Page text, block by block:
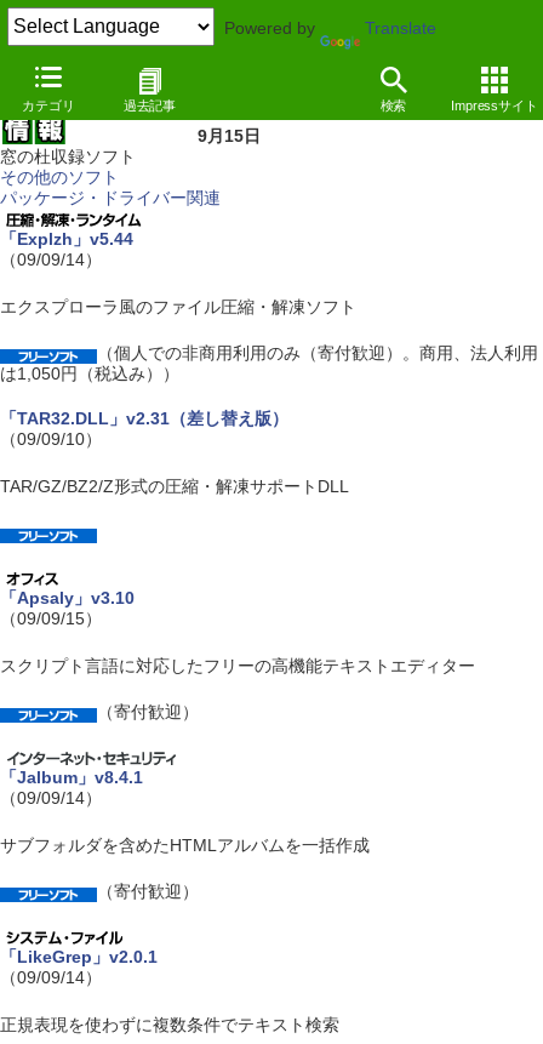
Powered by Translate
カテゴリ 過去記事 検索 Impressサイト
9月15日
窓の杜収録ソフト
その他のソフト
パッケージ・ドライバー関連
「Explzh」v5.44
（09/09/14）
エクスプローラ風のファイル圧縮・解凍ソフト
（個人での非商用利用のみ（寄付歓迎）。商用、法人利用
は1,050円（税込み））
「TAR32.DLL」v2.31（差し替え版）
（09/09/10）
TAR/GZ/BZ2/Z形式の圧縮・解凍サポートDLL
「Apsaly」v3.10
（09/09/15）
スクリプト言語に対応したフリーの高機能テキストエディター
（寄付歓迎）
「Jalbum」v8.4.1
（09/09/14）
サブフォルダを含めたHTMLアルバムを一括作成
（寄付歓迎）
「LikeGrep」v2.0.1
（09/09/14）
正規表現を使わずに複数条件でテキスト検索